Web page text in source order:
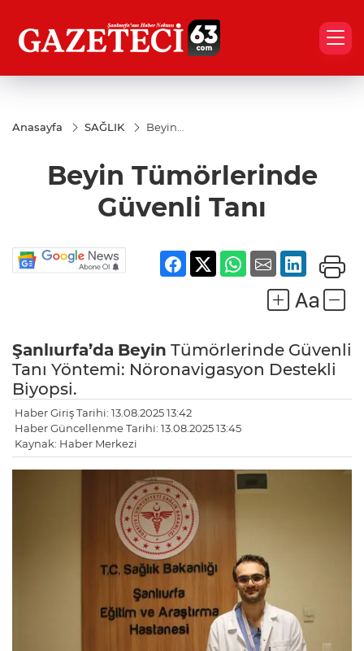
Anasayfa SAĞLIK
Beyin
Beyin Tümörlerinde
Güvenli Tanı
Şanlıurfa’da Beyin Tümörlerinde Güvenli
Tanı Yöntemi: Nöronavigasyon Destekli
Biyopsi.
Haber Giriş Tarihi: 13.08.2025 13:42
Haber Güncellenme Tarihi: 13.08.2025 13:45
Kaynak: Haber Merkezi